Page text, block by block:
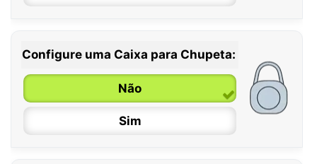
Configure uma Caixa para Chupeta:
Não
Sim